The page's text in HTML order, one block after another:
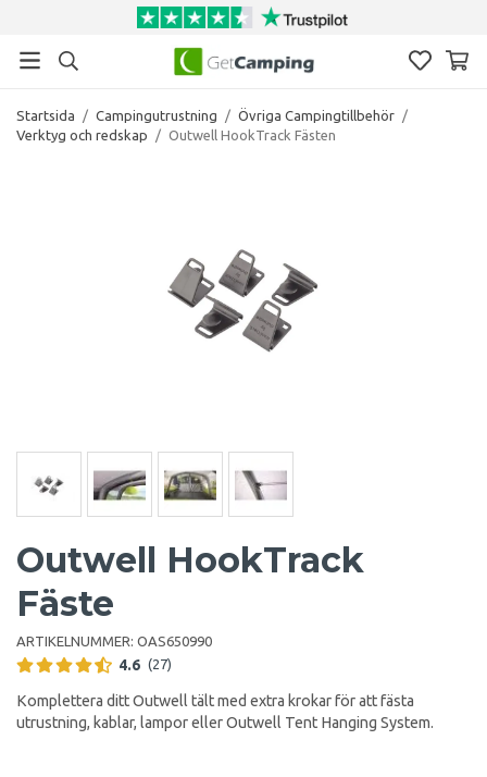
Startsida / Campingutrustning / Övriga Campingtillbehör /
Verktyg och redskap
/ Outwell HookTrack Fästen
Outwell HookTrack
Fäste
ARTIKELNUMMER: OAS650990
4.6 (27)
Komplettera ditt Outwell tält med extra krokar för att fästa
utrustning, kablar, lampor eller Outwell Tent Hanging System.